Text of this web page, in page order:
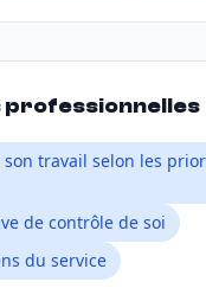
professionnelles
travail selon les
de contrôle de soi
du service